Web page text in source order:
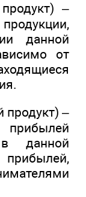
–
данной
от
–
данной